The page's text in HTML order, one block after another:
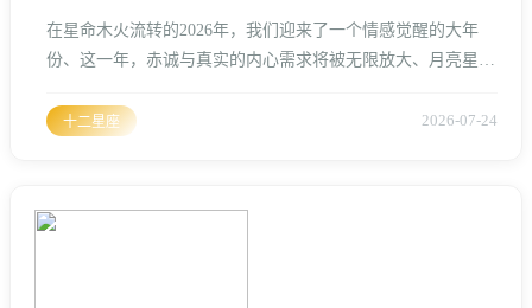
在星命木火流转的2026年，我们迎来了一个情感觉醒的大年
份、这一年，赤诚与真实的内心需求将被无限放大、月亮星座
决定了一个人在深夜里最渴望的拥抱属于谁、若说太阳星座是
羊座：纯粹的征服与赤诚的守候月亮白羊座的人，内心住着一
个永远长不大的孩子
十二星座 2026-07-24